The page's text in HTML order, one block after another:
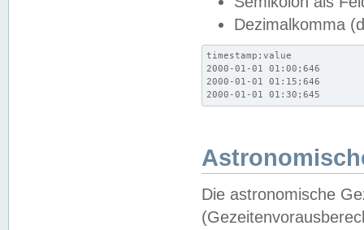
Dezimalkomma
timestamp;value
2000-01-01 01:00;646
2000-01-01 01:15;646
2000-01-01 01:30;645
Die astronomische